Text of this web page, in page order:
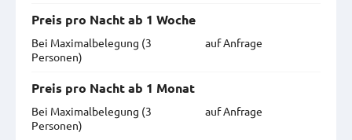
Preis pro Nacht ab 1 Woche
Bei Maximal­belegung (3
Personen)
auf Anfrage
Preis pro Nacht ab 1 Monat
Bei Maximal­belegung (3
Personen)
auf Anfrage